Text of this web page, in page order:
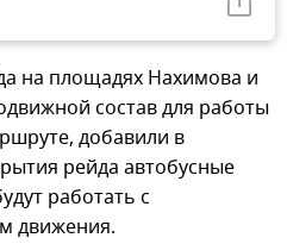
на площадях Нахимова и
состав для работы
добавили в
рейда автобусные
работать с
движения.